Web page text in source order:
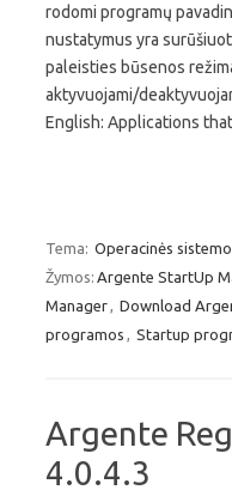
rodomi programų
nustatymus yra
paleisties būsenos
aktyvuojami/
English: Applications
Tema: Operacinės
Žymos: Argente StartUp
Manager
Download
programos
Startup
Argente
4.0.4.3